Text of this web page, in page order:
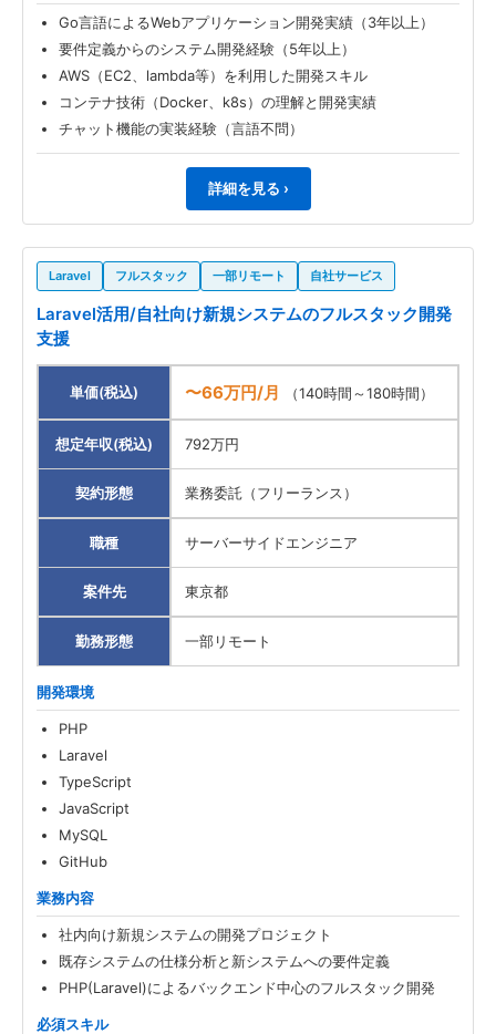
Go言語によるWebアプリケーション開発実績（3年以上）
要件定義からのシステム開発経験（5年以上）
AWS（EC2、lambda等）を利用した開発スキル
コンテナ技術（Docker、k8s）の理解と開発実績
チャット機能の実装経験（言語不問）
詳細を見る ›
Laravel フルスタック 一部リモート 自社サービス
Laravel活用/自社向け新規システムのフルスタック開発
支援
単価(税込) 〜66万円/月 （140時間～180時間）
想定年収(税込) 792万円
契約形態 業務委託（フリーランス）
職種 サーバーサイドエンジニア
案件先 東京都
勤務形態 一部リモート
開発環境
PHP
Laravel
TypeScript
JavaScript
MySQL
GitHub
業務内容
社内向け新規システムの開発プロジェクト
既存システムの仕様分析と新システムへの要件定義
PHP(Laravel)によるバックエンド中心のフルスタック開発
必須スキル